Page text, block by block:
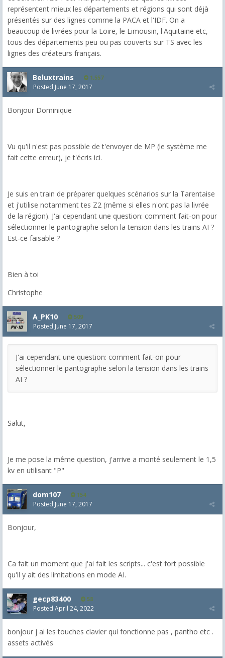
représentent mieux les départements et régions qui sont déjà
présentés sur des lignes comme la PACA et l'IDF. On a
beaucoup de livrées pour la Loire, le Limousin, l'Aquitaine etc,
tous des départements peu ou pas couverts sur TS avec les
lignes des créateurs français.
Beluxtrains 1,557
Posted June 17, 2017
Bonjour Dominique
Vu qu'il n'est pas possible de t'envoyer de MP (le système me
fait cette erreur), je t'écris ici.
Je suis en train de préparer quelques scénarios sur la Tarentaise
et j'utilise notamment tes Z2 (même si elles n'ont pas la livrée
de la région). J'ai cependant une question: comment fait-on pour
sélectionner le pantographe selon la tension dans les trains AI ?
Est-ce faisable ?
Bien à toi
Christophe
A_PK10 509
Posted June 17, 2017
J'ai cependant une question: comment fait-on pour
sélectionner le pantographe selon la tension dans les trains
AI ?
Salut,
Je me pose la même question, j'arrive a monté seulement le 1,5
kv en utilisant "P"
dom107 154
Posted June 17, 2017
Bonjour,
Ca fait un moment que j'ai fait les scripts... c'est fort possible
qu'il y ait des limitations en mode AI.
gecp83400 58
Posted April 24, 2022
bonjour j ai les touches clavier qui fonctionne pas , pantho etc .
assets activés